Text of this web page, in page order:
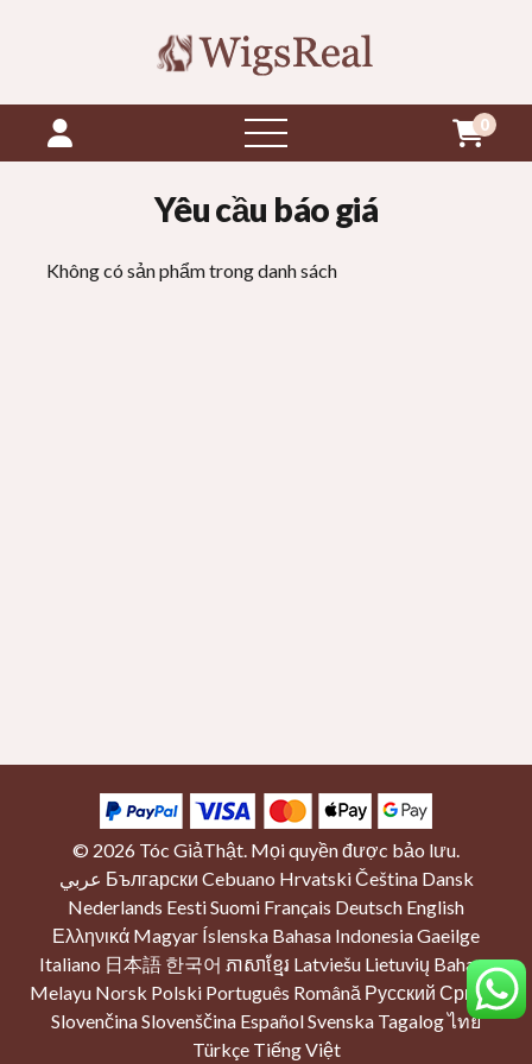
mở
thực
0
Yêu cầu báo giá
Không có sản phẩm trong danh sách
© 2026 Tóc GiảThật. Mọi quyền được bảo lưu.
عربي Български Cebuano HrvatskiČeština Dansk
Nederlands EestiSuomi Français Deutsch English
Ελληνικά Magyar Íslenska Bahasa IndonesiaGaeilge
Italiano 日本語 한국어 ភាសាខ្មែរ Latviešu Lietuvių Bahasa
Melayu Norsk Polski Português Română Русский Српски
SlovenčinaSlovenščina EspañolSvenska Tagalogไทย
Türkçe Tiếng Việt